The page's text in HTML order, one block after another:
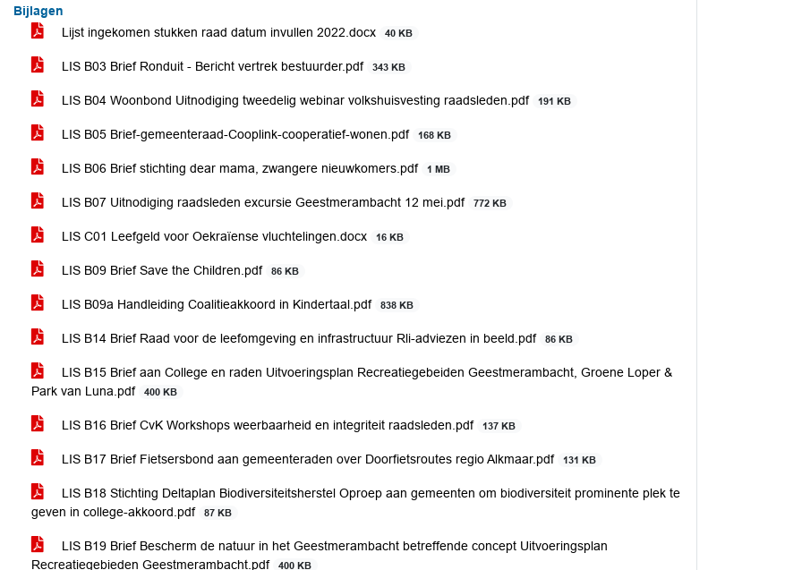
Bijlagen
Lijst ingekomen stukken raad datum invullen 2022.docx
40 KB
LIS B03 Brief Ronduit - Bericht vertrek bestuurder.pdf 343 KB
LIS B04 Woonbond Uitnodiging tweedelig webinar volkshuisvesting raadsleden.pdf 191 KB
LIS B05 Brief-gemeenteraad-Cooplink-cooperatief-wonen.pdf 168 KB
LIS B06 Brief stichting dear mama, zwangere nieuwkomers.pdf 1 MB
LIS B07 Uitnodiging raadsleden excursie Geestmerambacht 12 mei.pdf 772 KB
LIS C01 Leefgeld voor Oekraïense vluchtelingen.docx 16 KB
LIS B09 Brief Save the Children.pdf 86 KB
LIS B09a Handleiding Coalitieakkoord in Kindertaal.pdf 838 KB
LIS B14 Brief Raad voor de leefomgeving en infrastructuur Rli-adviezen in beeld.pdf 86 KB
LIS B15 Brief aan College en raden Uitvoeringsplan Recreatiegebeiden Geestmerambacht, Groene Loper &
Park van Luna.pdf
400 KB
LIS B16 Brief CvK Workshops weerbaarheid en integriteit raadsleden.pdf 137 KB
LIS B17 Brief Fietsersbond aan gemeenteraden over Doorfietsroutes regio Alkmaar.pdf 131 KB
LIS B18 Stichting Deltaplan Biodiversiteitsherstel Oproep aan gemeenten om biodiversiteit prominente plek te
geven in college-akkoord.pdf
87 KB
LIS B19 Brief Bescherm de natuur in het Geestmerambacht betreffende concept Uitvoeringsplan
Recreatiegebieden Geestmerambacht.pdf
400 KB